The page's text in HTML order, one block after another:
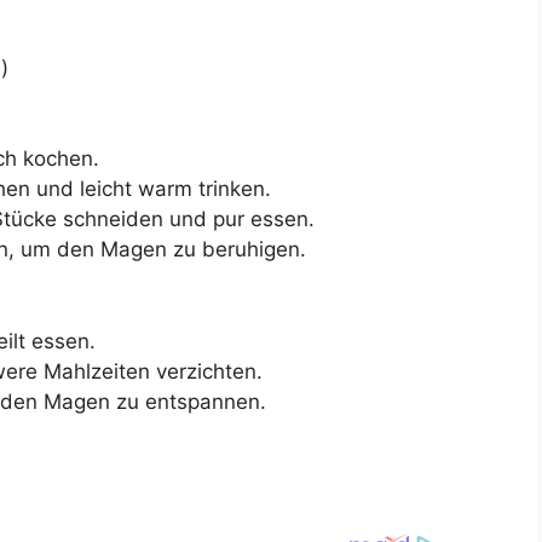
kochen.
und leicht warm trinken.
schneiden und pur essen.
um den Magen zu beruhigen.
essen.
Mahlzeiten verzichten.
Magen zu entspannen.